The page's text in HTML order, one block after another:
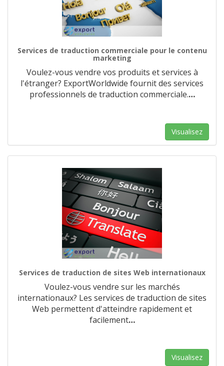
Services de traduction commerciale pour le contenu
marketing
Voulez-vous vendre vos produits et services à
l'étranger? ExportWorldwide fournit des services
professionnels de traduction commerciale.…
Visualisez
Services de traduction de sites Web internationaux
Voulez-vous vendre sur les marchés
internationaux? Les services de traduction de sites
Web permettent d'atteindre rapidement et
facilement…
Visualisez